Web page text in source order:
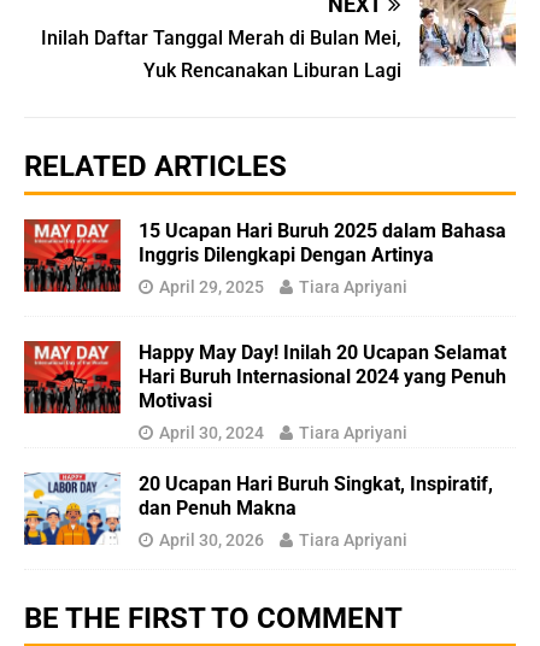
Inilah Daftar Tanggal Merah di Bulan Mei,
Yuk Rencanakan Liburan Lagi
RELATED ARTICLES
15 Ucapan Hari Buruh 2025 dalam Bahasa
Inggris Dilengkapi Dengan Artinya
April 29, 2025 Tiara Apriyani
Happy May Day! Inilah 20 Ucapan Selamat
Hari Buruh Internasional 2024 yang Penuh
Motivasi
April 30, 2024 Tiara Apriyani
20 Ucapan Hari Buruh Singkat, Inspiratif,
dan Penuh Makna
April 30, 2026 Tiara Apriyani
BE THE FIRST TO COMMENT